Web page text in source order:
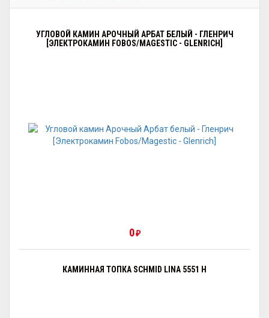
УГЛОВОЙ КАМИН АРОЧНЫЙ АРБАТ БЕЛЫЙ - ГЛЕНРИЧ
[ЭЛЕКТРОКАМИН FOBOS/MAGESTIC - GLENRICH]
0 ₽
КАМИННАЯ ТОПКА SCHMID LINA 5551 H